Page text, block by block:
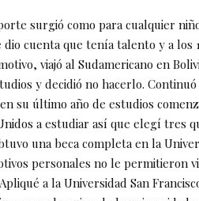
surgió como para cualquier
dio cuenta que tenía talento y a los
viajó al Sudamericano en
y decidió no hacerlo.
su último año de estudios
a estudiar así que elegí tres
una beca completa en la
personales no le permitieron
a la Universidad San